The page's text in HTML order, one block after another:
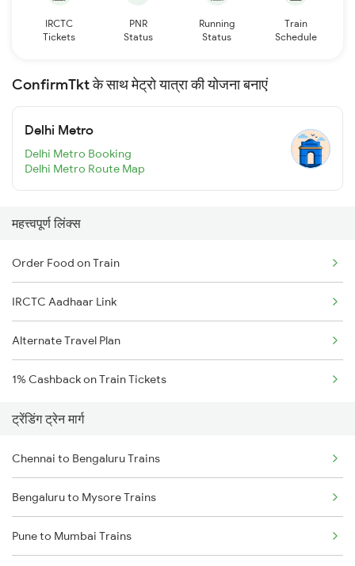
IRCTC
Tickets
PNR
Status
Running
Status
Train
Schedule
ConfirmTkt के साथ मेट्रो यात्रा की योजना बनाएं
Delhi Metro
Delhi Metro Booking
Delhi Metro Route Map
महत्त्वपूर्ण लिंक्स
Order Food on Train
IRCTC Aadhaar Link
Alternate Travel Plan
1% Cashback on Train Tickets
ट्रेंडिंग ट्रेन मार्ग
Chennai to Bengaluru Trains
Bengaluru to Mysore Trains
Pune to Mumbai Trains